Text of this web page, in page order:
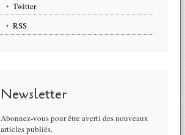
Twitter
RSS
Newsletter
Abonnez-vous pour être averti des nouveaux
articles publiés.